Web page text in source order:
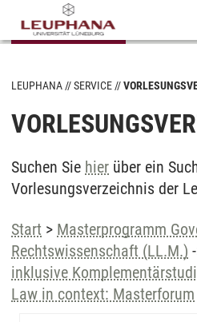
LEUPHANA SERVICE
Suchen Sie hier über ein
Vorlesungsverzeichnis der
Start > Masterprogramm
Rechtswissenschaft (LL.M.)
inklusive
Law in context: Masterforum